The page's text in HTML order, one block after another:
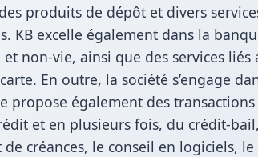
produits de dépôt et divers
KB excelle également dans la
non-vie, ainsi que des services
En outre, la société s’engage
propose également des
et en plusieurs fois, du crédit-
créances, le conseil en logiciels,